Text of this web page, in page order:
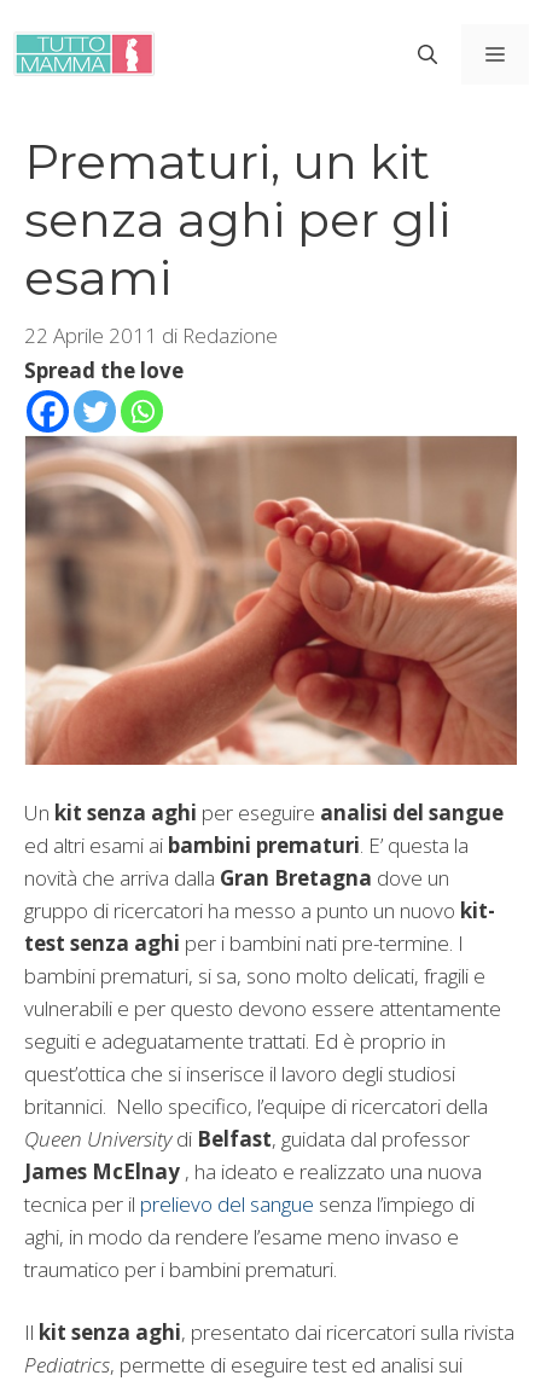
contenuto
Prematuri, un kit
senza aghi per gli
esami
22 Aprile 2011 di Redazione
Spread the love
Un kit senza aghi per eseguire analisi del sangue
ed altri esami ai bambini prematuri. E’ questa la
novità che arriva dalla Gran Bretagna dove un
gruppo di ricercatori ha messo a punto un nuovo kit-
test senza aghi per i bambini nati pre-termine. I
bambini prematuri, si sa, sono molto delicati, fragili e
vulnerabili e per questo devono essere attentamente
seguiti e adeguatamente trattati. Ed è proprio in
quest’ottica che si inserisce il lavoro degli studiosi
britannici. Nello specifico, l’equipe di ricercatori della
Queen Universitydi Belfast, guidata dal professor
James McElnay , ha ideato e realizzato una nuova
tecnica per il prelievo del sangue senza l’impiego di
aghi, in modo da rendere l’esame meno invaso e
traumatico per i bambini prematuri.
Il kit senza aghi, presentato dai ricercatori sulla rivista
Pediatrics, permette di eseguire test ed analisi sui